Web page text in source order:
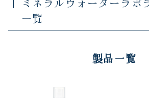
一覧
製品一覧